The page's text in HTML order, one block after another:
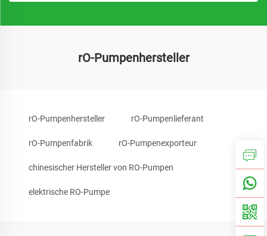
rO-Pumpenhersteller
rO-Pumpenhersteller rO-Pumpenlieferant
rO-Pumpenfabrik rO-Pumpenexporteur
chinesischer Hersteller von RO-Pumpen
elektrische RO-Pumpe